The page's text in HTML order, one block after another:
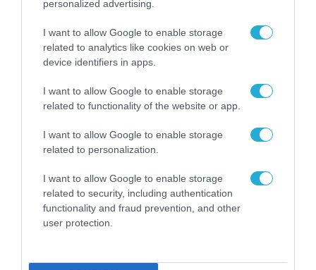
personalized advertising.
I want to allow Google to enable storage
related to analytics like cookies on web or
device identifiers in apps.
I want to allow Google to enable storage
related to functionality of the website or app.
I want to allow Google to enable storage
related to personalization.
I want to allow Google to enable storage
related to security, including authentication
functionality and fraud prevention, and other
user protection.
ΡΟΗ ΕΙΔΗΣΕΩΝ
Το χρηματοδοτούμενο
από την ΕΕ έργο “The
Gaming Police”
των παιδιών στο
διαδίκτυο
για τα πρόστιμα σε
παραβάσεις που
αφορούν τους ΦΗΜ
Σ. Καλαφάτης: «Η
Τεχνητή Νοημοσύνη
δεν είναι απλώς μια
επανάσταση»